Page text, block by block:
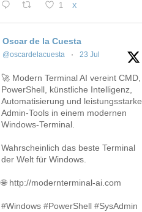
1 X
Oscar de la Cuesta
@oscardelacuesta · 23 Jul
🚀 Modern Terminal AI vereint CMD,
PowerShell, künstliche Intelligenz,
Automatisierung und leistungsstarke
Admin-Tools in einem modernen
Windows-Terminal.
Wahrscheinlich das beste Terminal
der Welt für Windows.
🌐 http://modernterminal-ai.com
#Windows #PowerShell #SysAdmin